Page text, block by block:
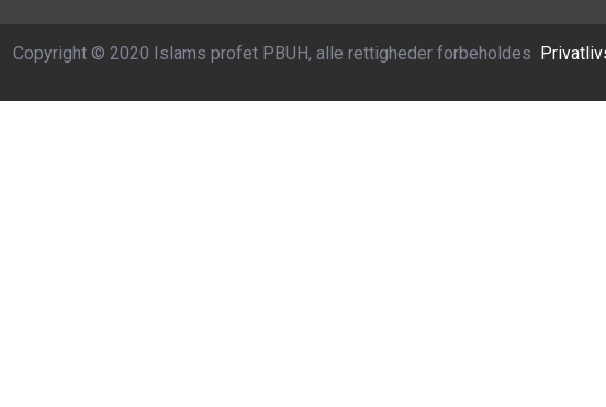
Copyright © 2020 Islams profet PBUH, alle rettigheder forbeholdes